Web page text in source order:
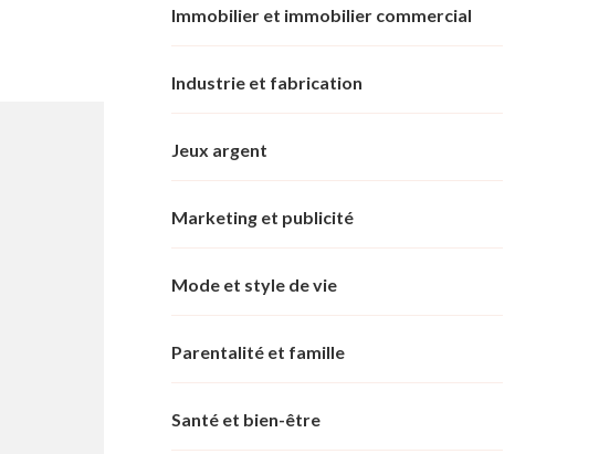
Immobilier et immobilier commercial
Industrie et fabrication
Jeux argent
Marketing et publicité
Mode et style de vie
Parentalité et famille
Santé et bien-être